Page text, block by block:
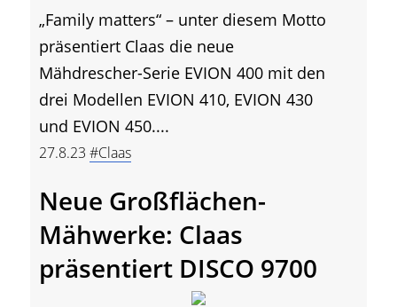
„Family matters“ – unter diesem Motto
präsentiert Claas die neue
Mähdrescher-Serie EVION 400 mit den
drei Modellen EVION 410, EVION 430
und EVION 450....
27.8.23 #Claas
Neue Großflächen-
Mähwerke: Claas
präsentiert DISCO 9700